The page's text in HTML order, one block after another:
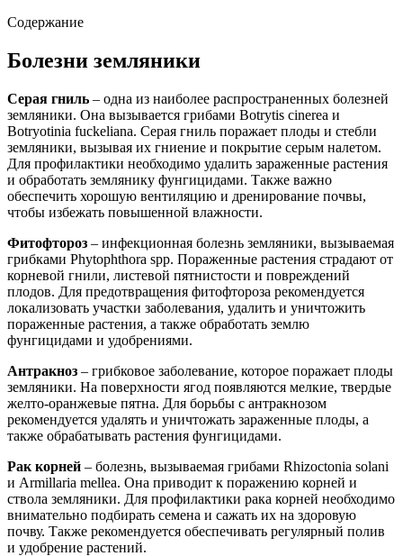
Содержание
Болезни земляники
Серая гниль – одна из наиболее распространенных болезней
земляники. Она вызывается грибами Botrytis cinerea и
Botryotinia fuckeliana. Серая гниль поражает плоды и стебли
земляники, вызывая их гниение и покрытие серым налетом.
Для профилактики необходимо удалить зараженные растения
и обработать землянику фунгицидами. Также важно
обеспечить хорошую вентиляцию и дренирование почвы,
чтобы избежать повышенной влажности.
Фитофтороз – инфекционная болезнь земляники, вызываемая
грибками Phytophthora spp. Пораженные растения страдают от
корневой гнили, листевой пятнистости и повреждений
плодов. Для предотвращения фитофтороза рекомендуется
локализовать участки заболевания, удалить и уничтожить
пораженные растения, а также обработать землю
фунгицидами и удобрениями.
Антракноз – грибковое заболевание, которое поражает плоды
земляники. На поверхности ягод появляются мелкие, твердые
желто-оранжевые пятна. Для борьбы с антракнозом
рекомендуется удалять и уничтожать зараженные плоды, а
также обрабатывать растения фунгицидами.
Рак корней – болезнь, вызываемая грибами Rhizoctonia solani
и Armillaria mellea. Она приводит к поражению корней и
ствола земляники. Для профилактики рака корней необходимо
внимательно подбирать семена и сажать их на здоровую
почву. Также рекомендуется обеспечивать регулярный полив
и удобрение растений.